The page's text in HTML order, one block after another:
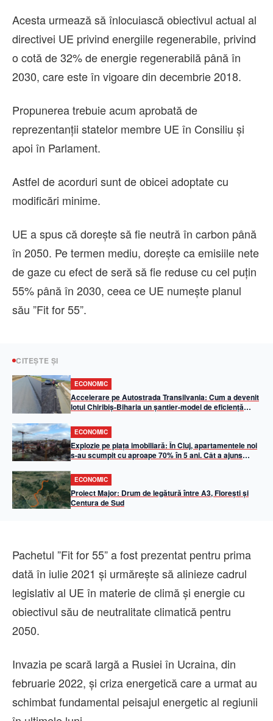
Acesta urmează să înlocuiască obiectivul actual al
directivei UE privind energiile regenerabile, privind
o cotă de 32% de energie regenerabilă până în
2030, care este în vigoare din decembrie 2018.
Propunerea trebuie acum aprobată de
reprezentanţii statelor membre UE în Consiliu şi
apoi în Parlament.
Astfel de acorduri sunt de obicei adoptate cu
modificări minime.
UE a spus că doreşte să fie neutră în carbon până
în 2050. Pe termen mediu, doreşte ca emisiile nete
de gaze cu efect de seră să fie reduse cu cel puţin
55% până în 2030, ceea ce UE numeşte planul
său ”Fit for 55”.
CITEȘTE ȘI
ECONOMIC
Accelerare pe Autostrada Transilvania: Cum a devenit
lotul Chiribiș-Biharia un șantier-model de eficiență
ECONOMIC
Explozie pe piața imobiliară: În Cluj, apartamentele noi
s-au scumpit cu aproape 70% în 5 ani. Cât a ajuns
ECONOMIC
Proiect Major: Drum de legătură între A3, Florești și
Centura de Sud
Pachetul ”Fit for 55” a fost prezentat pentru prima
dată în iulie 2021 şi urmăreşte să alinieze cadrul
legislativ al UE în materie de climă şi energie cu
obiectivul său de neutralitate climatică pentru
2050.
Invazia pe scară largă a Rusiei în Ucraina, din
februarie 2022, şi criza energetică care a urmat au
schimbat fundamental peisajul energetic al regiunii